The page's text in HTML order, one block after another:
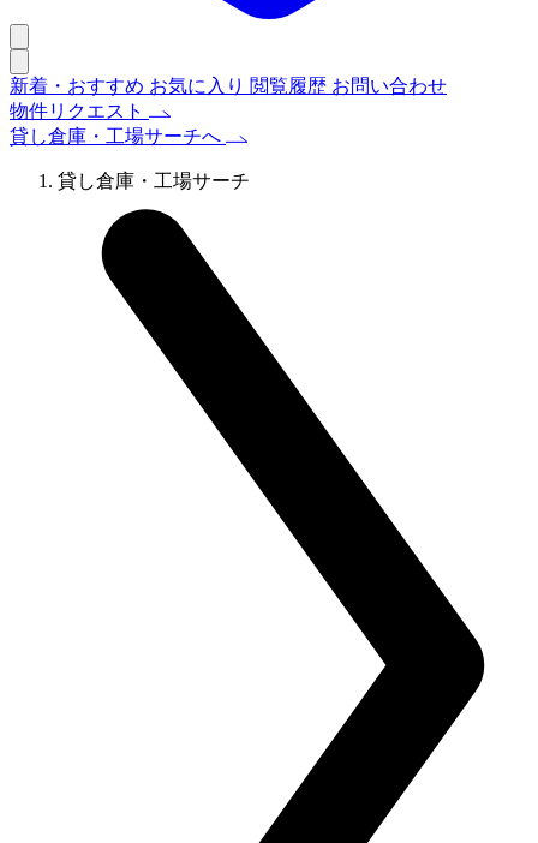
新着・おすすめ お気に入り 閲覧履歴 お問い合わせ
物件リクエスト
貸し倉庫・工場サーチへ
貸し倉庫・工場サーチ